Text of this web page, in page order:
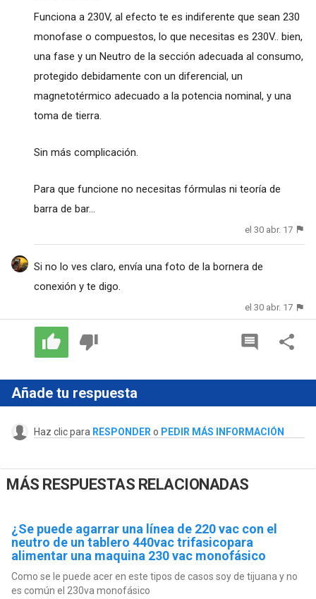
Funciona a 230V, al efecto te es indiferente que sean 230
monofase o compuestos, lo que necesitas es 230V.. bien,
una fase y un Neutro de la sección adecuada al consumo,
protegido debidamente con un diferencial, un
magnetotérmico adecuado a la potencia nominal, y una
toma de tierra.
Sin más complicación.
Para que funcione no necesitas fórmulas ni teoría de
barra de bar...
el 30 abr. 17
Si no lo ves claro, envía una foto de la bornera de
conexión y te digo.
el 30 abr. 17
Añade tu respuesta
Haz clic para RESPONDER o PEDIR MÁS INFORMACIÓN
MÁS RESPUESTAS RELACIONADAS
¿Se puede agarrar una línea de 220 vac con el
neutro de un tablero 440vac trifasicopara
alimentar una maquina 230 vac monofásico
Como se le puede acer en este tipos de casos soy de tijuana y no
es común el 230va monofásico